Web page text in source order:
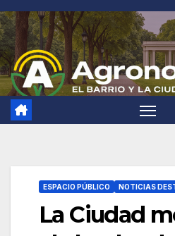
Saltar
al
contenido
ESPACIO PÚBLICO NOTICIAS
La Ciudad